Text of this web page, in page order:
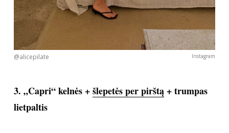
@alicepilate Instagram
3. „Capri“ kelnės +šlepetės per pirštą+ trumpas
lietpaltis